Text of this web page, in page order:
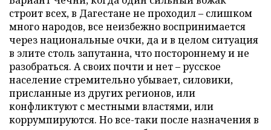
строит всех, в Дагестане не проходил – слишком
много народов, все неизбежно воспринимается
через национальные очки, да и в целом ситуация
в элите столь запутанна, что постороннему и не
разобраться. А своих почти и нет – русское
население стремительно убывает, силовики,
присланные из других регионов, или
конфликтуют с местными властями, или
коррумпируются. Но все-таки после назначения в